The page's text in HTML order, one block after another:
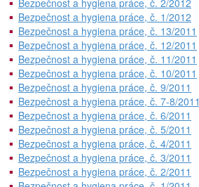
Bezpečnost a hygiena práce, č. 2/2012
Bezpečnost a hygiena práce, č. 1/2012
Bezpečnost a hygiena práce, č. 13/2011
Bezpečnost a hygiena práce, č. 12/2011
Bezpečnost a hygiena práce, č. 11/2011
Bezpečnost a hygiena práce, č. 10/2011
Bezpečnost a hygiena práce, č. 9/2011
Bezpečnost a hygiena práce, č. 7-8/2011
Bezpečnost a hygiena práce, č. 6/2011
Bezpečnost a hygiena práce, č. 5/2011
Bezpečnost a hygiena práce, č. 4/2011
Bezpečnost a hygiena práce, č. 3/2011
Bezpečnost a hygiena práce, č. 2/2011